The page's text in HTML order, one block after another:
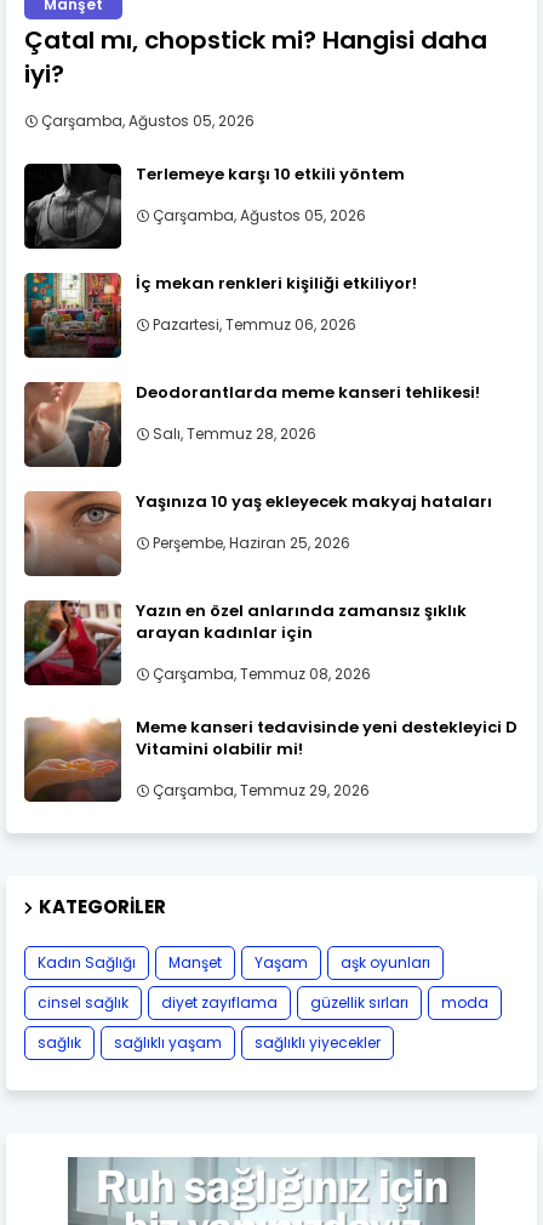
Çatal mı, chopstick mi? Hangisi daha
iyi?
Çarşamba, Ağustos 05, 2026
Terlemeye karşı 10 etkili yöntem
Çarşamba, Ağustos 05, 2026
İç mekan renkleri kişiliği etkiliyor!
Pazartesi, Temmuz 06, 2026
Deodorantlarda meme kanseri tehlikesi!
Salı, Temmuz 28, 2026
Yaşınıza 10 yaş ekleyecek makyaj hataları
Perşembe, Haziran 25, 2026
Yazın en özel anlarında zamansız şıklık
arayan kadınlar için
Çarşamba, Temmuz 08, 2026
Meme kanseri tedavisinde yeni destekleyici D
Vitamini olabilir mi!
Çarşamba, Temmuz 29, 2026
KATEGORILER
Kadın Sağlığı Manşet Yaşam
aşk oyunları
cinsel sağlık
diyet zayıflama güzellik sırları
moda
sağlık
sağlıklı yaşam sağlıklı yiyecekler